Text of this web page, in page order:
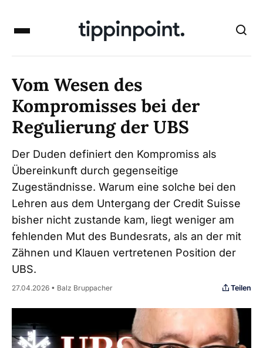
Vom Wesen des
Kompromisses bei der
Regulierung der UBS
Der Duden definiert den Kompromiss als
Übereinkunft durch gegenseitige
Zugeständnisse. Warum eine solche bei den
Lehren aus dem Untergang der Credit Suisse
bisher nicht zustande kam, liegt weniger am
fehlenden Mut des Bundesrats, als an der mit
Zähnen und Klauen vertretenen Position der
UBS.
27.04.2026 • Balz Bruppacher Teilen